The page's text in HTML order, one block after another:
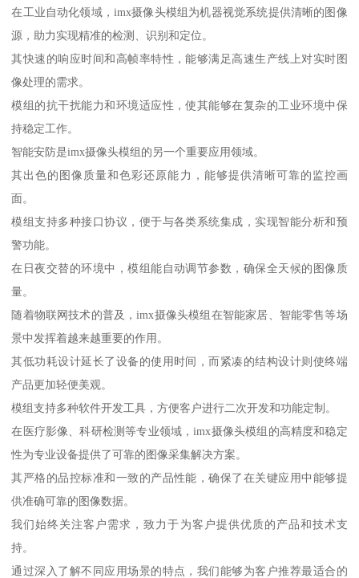
在工业自动化领域，imx摄像头模组为机器视觉系统提供清晰的图像
源，助力实现精准的检测、识别和定位。
其快速的响应时间和高帧率特性，能够满足高速生产线上对实时图
像处理的需求。
模组的抗干扰能力和环境适应性，使其能够在复杂的工业环境中保
持稳定工作。
智能安防是imx摄像头模组的另一个重要应用领域。
其出色的图像质量和色彩还原能力，能够提供清晰可靠的监控画
面。
模组支持多种接口协议，便于与各类系统集成，实现智能分析和预
警功能。
在日夜交替的环境中，模组能自动调节参数，确保全天候的图像质
量。
随着物联网技术的普及，imx摄像头模组在智能家居、智能零售等场
景中发挥着越来越重要的作用。
其低功耗设计延长了设备的使用时间，而紧凑的结构设计则使终端
产品更加轻便美观。
模组支持多种软件开发工具，方便客户进行二次开发和功能定制。
在医疗影像、科研检测等专业领域，imx摄像头模组的高精度和稳定
性为专业设备提供了可靠的图像采集解决方案。
其严格的品控标准和一致的产品性能，确保了在关键应用中能够提
供准确可靠的图像数据。
我们始终关注客户需求，致力于为客户提供优质的产品和技术支
持。
通过深入了解不同应用场景的特点，我们能够为客户推荐最适合的